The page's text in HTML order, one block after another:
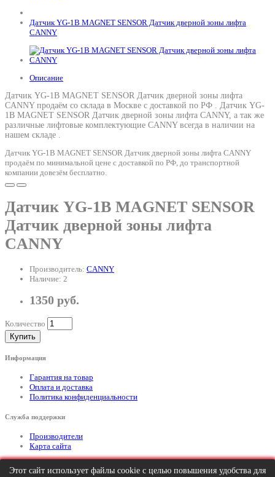
Датчик YG-1B MAGNET SENSOR Датчик дверной зоны лифта
CANNY
Описание
Датчик YG-1B MAGNET SENSOR Датчик дверной зоны лифта
CANNY продаём со склада в Москве с доставкой по РФ . Датчик YG-
1B MAGNET SENSOR Датчик дверной зоны лифта CANNY, а так же
различные лифтовые комплектующие CANNY всегда в наличии на
нашем складе .
Датчик YG-1B MAGNET SENSOR Датчик дверной зоны лифта CANNY
продаём по минимальной цене с доставкой по РФ, до транспортной
компании довезём бесплатно.
Датчик YG-1B MAGNET SENSOR
Датчик дверной зоны лифта
CANNY
Производитель: CANNY
Наличие: 2
1350 руб.
Количество
Купить
Информация
Гарантия на товар
Оплата и доставка
Политика конфиденциальности
Служба поддержки
Производители
Карта сайта
Дополнительно
Этот сайт использует файлы cookie с целью повышения удобства для